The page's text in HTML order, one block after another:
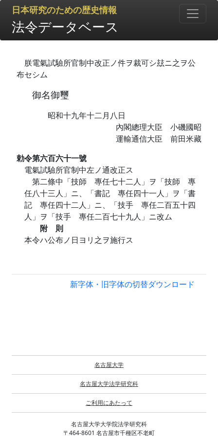
日本研究のための歴史情報
法令データベース
朕電氣試驗所官制中改正ノ件ヲ裁可シ玆ニ之ヲ公
布セシム
御名御璽
昭和十九年十二月八日
內閣總理大臣 小磯國昭
運輸通信大臣 前田米藏
勅令第六百六十一號
電氣試驗所官制中左ノ通改正ス
第二條中「技師 專任七十二人」ヲ「技師 專
任八十三人」ニ、「書記 專任四十一人」ヲ「書
記 專任四十二人」ニ、「技手 專任二百五十四
人」ヲ「技手 專任二百七十九人」ニ改ム
附 則
本令ハ公布ノ日ヨリ之ヲ施行ス
新字体・旧字体の切替ダウンロード
名古屋大学
名古屋大学法学研究科
ご利用にあたって
名古屋大学大学院法学研究科
〒464-8601 名古屋市千種区不老町